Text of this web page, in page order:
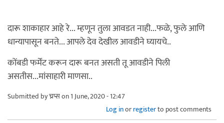
दारू शाकाहार आहे रे... म्हणून तुला आवडत नाही...फळे, फुले आणि
धान्यापासून बनते... आपले देव देखील आवडीने घ्यायचे..
कोंबडी फर्मेंट करून दारू बनत असती तू आवडीने पिली
असतीस...मांसाहारी माणसा..
Submitted byच्रप्सon 1 June, 2020 - 12:47
Log inorregisterto post comments